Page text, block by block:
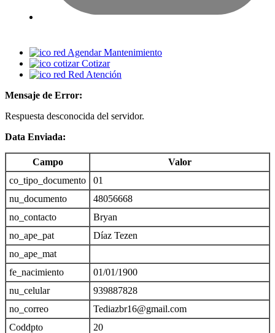
Agendar Mantenimiento
Cotizar
Red Atención
Mensaje de Error:
Respuesta desconocida del servidor.
Data Enviada:
Campo
Valor
co_tipo_documento
01
nu_documento
48056668
no_contacto
Bryan
no_ape_pat
Díaz Tezen
no_ape_mat
fe_nacimiento
01/01/1900
nu_celular
939887828
no_correo
Tediazbr16@gmail.com
Coddpto
20